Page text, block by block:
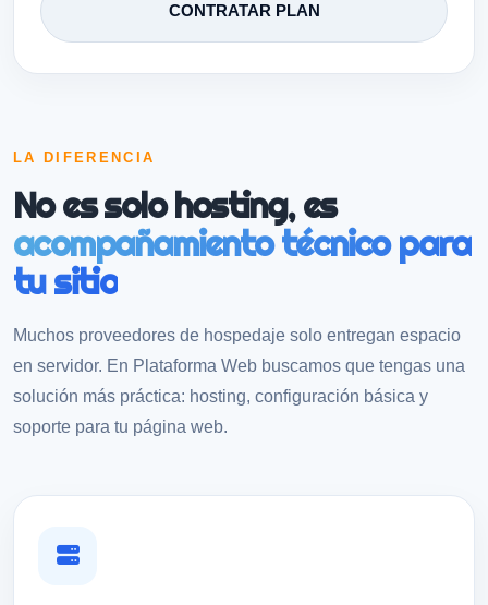
CONTRATAR PLAN
LA DIFERENCIA
No es solo hosting, es
acompañamiento técnico para
tu sitio
Muchos proveedores de hospedaje solo entregan espacio
en servidor. En Plataforma Web buscamos que tengas una
solución más práctica: hosting, configuración básica y
soporte para tu página web.